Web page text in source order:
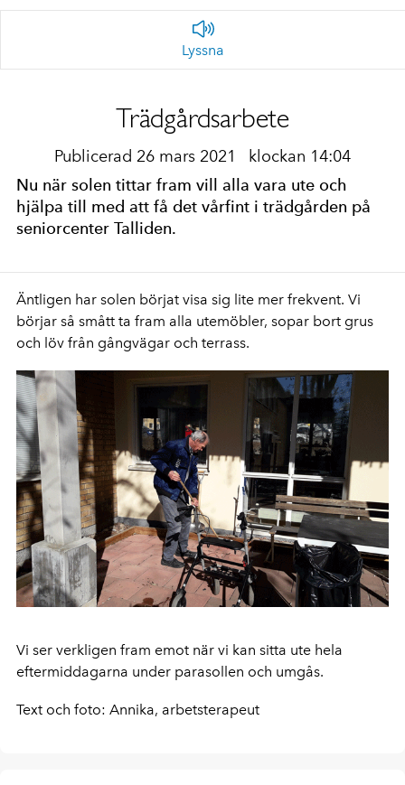
Lyssna
Trädgårdsarbete
Publicerad 26 mars 2021 klockan 14:04
Nu när solen tittar fram vill alla vara ute och
hjälpa till med att få det vårfint i trädgården på
seniorcenter Talliden.
Äntligen har solen börjat visa sig lite mer frekvent. Vi
börjar så smått ta fram alla utemöbler, sopar bort grus
och löv från gångvägar och terrass.
Vi ser verkligen fram emot när vi kan sitta ute hela
eftermiddagarna under parasollen och umgås.
Text och foto: Annika, arbetsterapeut